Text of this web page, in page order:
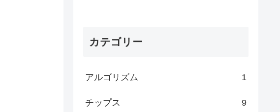
カテゴリー
アルゴリズム 1
チップス 9